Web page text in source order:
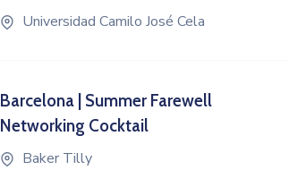
Universidad Camilo José Cela
Barcelona | Summer Farewell
Networking Cocktail
Baker Tilly